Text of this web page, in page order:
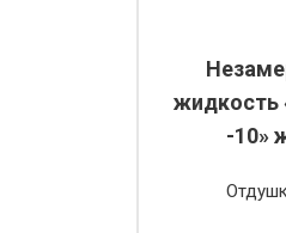
жидкость
-10»